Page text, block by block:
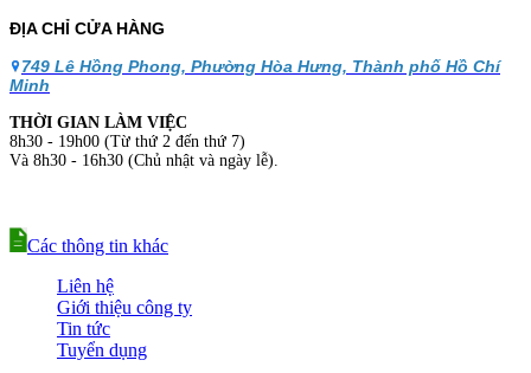
ĐỊA CHỈ CỬA HÀNG
749 Lê Hồng Phong, Phường Hòa Hưng, Thành phố Hồ Chí
Minh
THỜI GIAN LÀM VIỆC
8h30 - 19h00 (Từ thứ 2 đến thứ 7)
Và 8h30 - 16h30 (Chủ nhật và ngày lễ).
Các thông tin khác
Liên hệ
Giới thiệu công ty
Tin tức
Tuyển dụng